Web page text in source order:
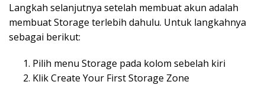
Langkah selanjutnya setelah membuat akun adalah
membuat Storage terlebih dahulu. Untuk langkahnya
sebagai berikut:
Pilih menu Storage pada kolom sebelah kiri
Klik Create Your First Storage Zone